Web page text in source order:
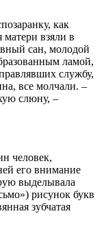
как
взяли в
сан, молодой
ламой,
службу,
все молчали. –
слюну, –
человек,
его внимание
выделывала
рисунок букв
зубчатая